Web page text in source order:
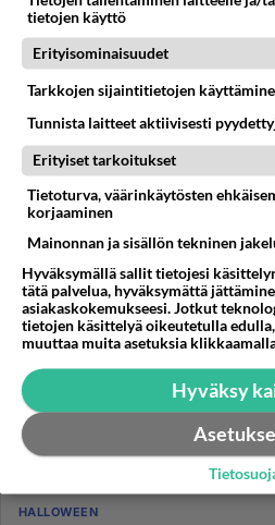
Onko olemassa sääntöä että
vkonloppuna?...
HALLOWEEN
tietojen käyttö
Erityisominaisuudet
Tarkkojen sijaintitietojen
Tunnista laitteet aktiivisesti
Erityiset tarkoitukset
Tietoturva, väärinkäytösten
korjaaminen
Mainonnan ja sisällön tekninen
Hyväksymällä sallit tietojesi
tätä palvelua, hyväksymättä
asiakaskokemukseesi. Jotkut
tietojen käsittelyä oikeutetulla
muuttaa muita asetuksia
Hyväksy